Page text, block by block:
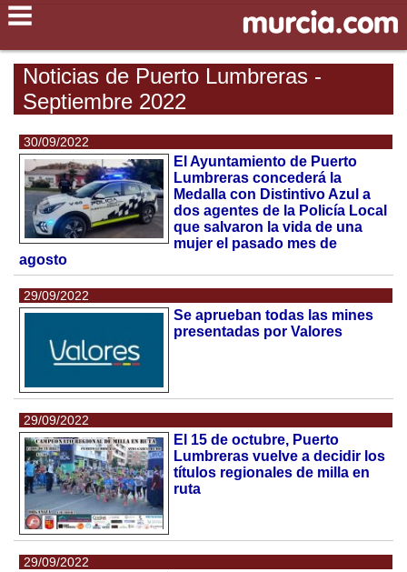
Noticias de Puerto Lumbreras -
Septiembre 2022
30/09/2022
El Ayuntamiento de Puerto
Lumbreras concederá la
Medalla con Distintivo Azul a
dos agentes de la Policía Local
que salvaron la vida de una
mujer el pasado mes de
agosto
29/09/2022
Se aprueban todas las mines
presentadas por Valores
29/09/2022
El 15 de octubre, Puerto
Lumbreras vuelve a decidir los
títulos regionales de milla en
ruta
29/09/2022